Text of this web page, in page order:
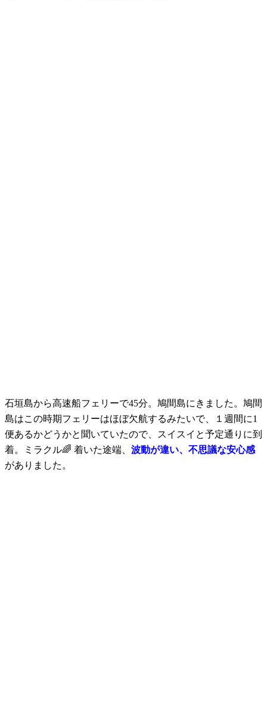
石垣島から高速船フェリーで45分。鳩間島にきました。鳩間
島はこの時期フェリーはほぼ欠航するみたいで、１週間に1
便あるかどうかと聞いていたので、スイスイと予定通りに到
着。ミラクル🌈 着いた途端、 波動が違い、不思議な安心感
がありました。